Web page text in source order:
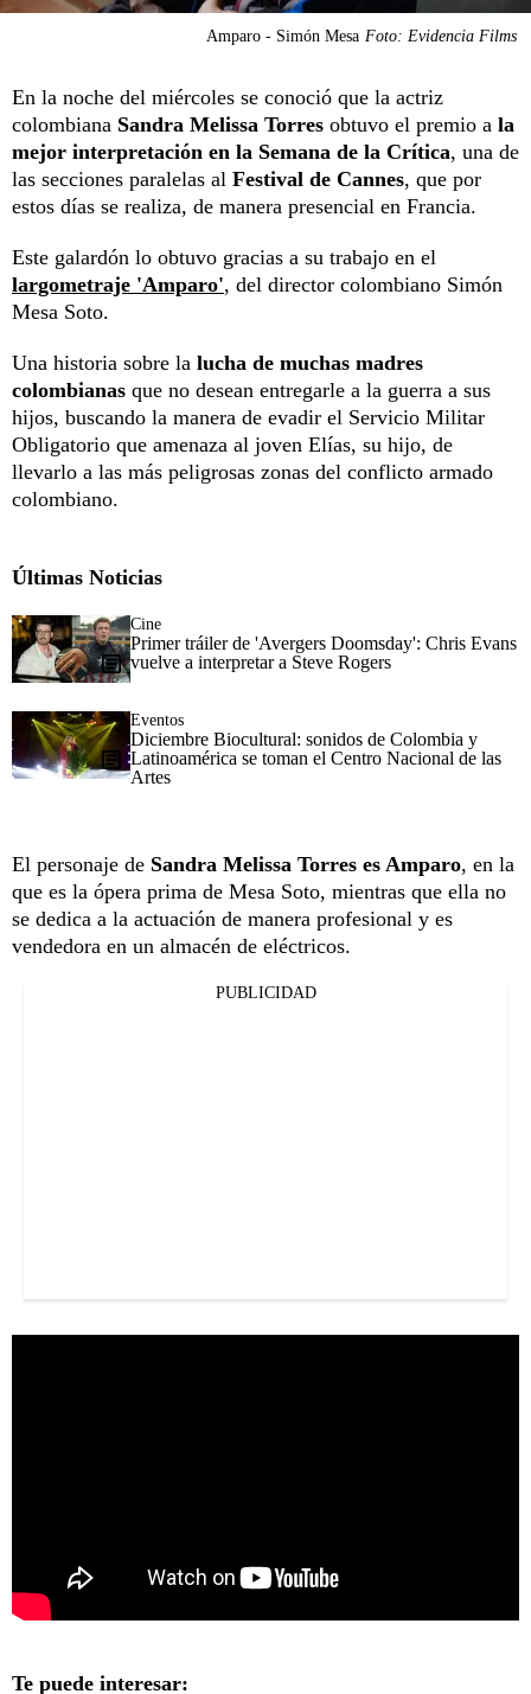
Amparo - Simón Mesa Foto: Evidencia Films
En la noche del miércoles se conoció que la actriz
colombiana Sandra Melissa Torres obtuvo el premio a la
mejor interpretación en la Semana de la Crítica, una de
las secciones paralelas al Festival de Cannes, que por
estos días se realiza, de manera presencial en Francia.
Este galardón lo obtuvo gracias a su trabajo en el
largometraje 'Amparo', del director colombiano Simón
Mesa Soto.
Una historia sobre la lucha de muchas madres
colombianas que no desean entregarle a la guerra a sus
hijos, buscando la manera de evadir el Servicio Militar
Obligatorio que amenaza al joven Elías, su hijo, de
llevarlo a las más peligrosas zonas del conflicto armado
colombiano.
Últimas Noticias
Cine
Primer tráiler de 'Avergers Doomsday': Chris Evans
vuelve a interpretar a Steve Rogers
Eventos
Diciembre Biocultural: sonidos de Colombia y
Latinoamérica se toman el Centro Nacional de las
Artes
El personaje de Sandra Melissa Torres es Amparo, en la
que es la ópera prima de Mesa Soto, mientras que ella no
se dedica a la actuación de manera profesional y es
vendedora en un almacén de eléctricos.
PUBLICIDAD
Te puede interesar: